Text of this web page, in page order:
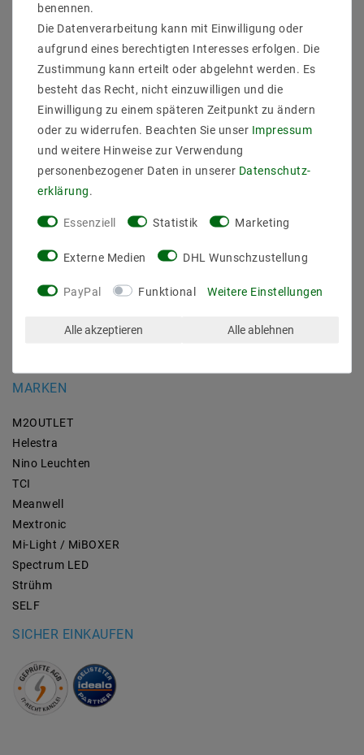
Barrierefreiheitserklärung
Vertrag widerrufen
SICHER BEZAHLEN
MARKEN
M2OUTLET
Helestra
Nino Leuchten
TCI
Meanwell
Mextronic
Mi-Light / MiBOXER
Spectrum LED
Strühm
SELF
SICHER EINKAUFEN
benennen.
Die Datenverarbeitung kann mit Einwilligung oder
aufgrund eines berechtigten Interesses erfolgen. Die
Zustimmung kann erteilt oder abgelehnt werden. Es
besteht das Recht, nicht einzuwilligen und die
Einwilligung zu einem späteren Zeitpunkt zu ändern
oder zu widerrufen. Beachten Sie unser Impressum
und weitere Hinweise zur Verwendung
personenbezogener Daten in unserer Daten­schutz­
erklärung.
Essenziell Statistik Marketing
Externe Medien DHL Wunschzustellung
PayPal Funktional Weitere Einstellungen
Alle akzeptieren Alle ablehnen